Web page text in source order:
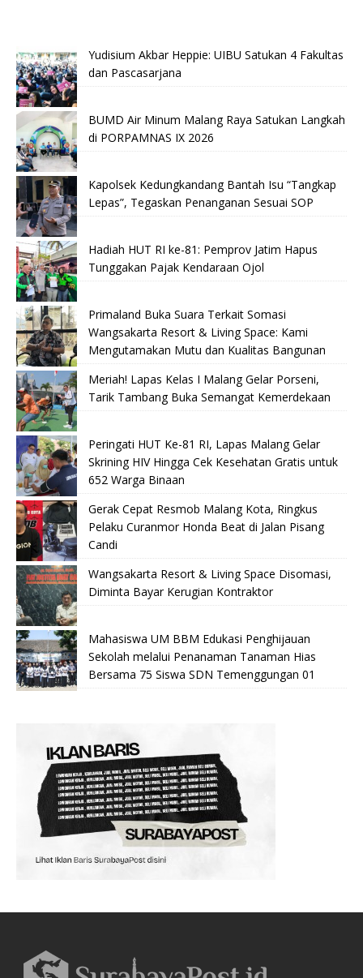
Yudisium Akbar Heppie: UIBU Satukan 4 Fakultas
dan Pascasarjana
BUMD Air Minum Malang Raya Satukan Langkah
di PORPAMNAS IX 2026
Kapolsek Kedungkandang Bantah Isu “Tangkap
Lepas”, Tegaskan Penanganan Sesuai SOP
Hadiah HUT RI ke-81: Pemprov Jatim Hapus
Tunggakan Pajak Kendaraan Ojol
Primaland Buka Suara Terkait Somasi
Wangsakarta Resort & Living Space: Kami
Mengutamakan Mutu dan Kualitas Bangunan
Meriah! Lapas Kelas I Malang Gelar Porseni,
Tarik Tambang Buka Semangat Kemerdekaan
Peringati HUT Ke-81 RI, Lapas Malang Gelar
Skrining HIV Hingga Cek Kesehatan Gratis untuk
652 Warga Binaan
Gerak Cepat Resmob Malang Kota, Ringkus
Pelaku Curanmor Honda Beat di Jalan Pisang
Candi
Wangsakarta Resort & Living Space Disomasi,
Diminta Bayar Kerugian Kontraktor
Mahasiswa UM BBM Edukasi Penghijauan
Sekolah melalui Penanaman Tanaman Hias
Bersama 75 Siswa SDN Temenggungan 01